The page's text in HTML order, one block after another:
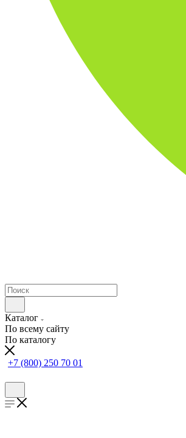
Каталог
По всему сайту
По каталогу
+7 (800) 250 70 01